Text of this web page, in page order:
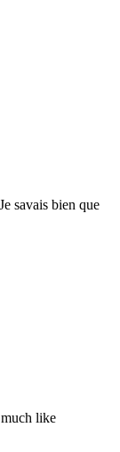
savais bien que
like